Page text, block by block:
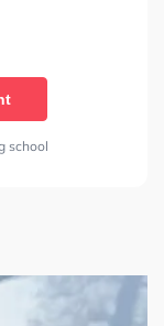
school